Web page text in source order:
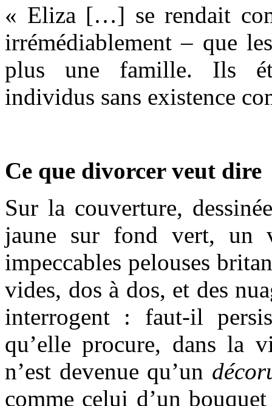
« Eliza […] se rendait
irrémédiablement – que
plus une famille. Ils
individus sans existence
Ce que divorcer veut dire
Sur la couverture,
jaune sur fond vert, un
impeccables pelouses
vides, dos à dos, et des
interrogent : faut-il
qu’elle procure, dans la
n’est devenue qu’un
comme celui d’un